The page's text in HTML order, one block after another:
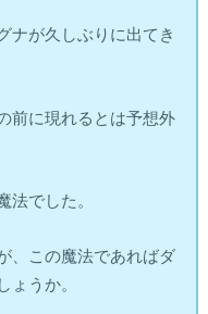
ナが久しぶりに出てき
前に現れるとは予想外
法でした。
、この魔法であればダ
ょうか。